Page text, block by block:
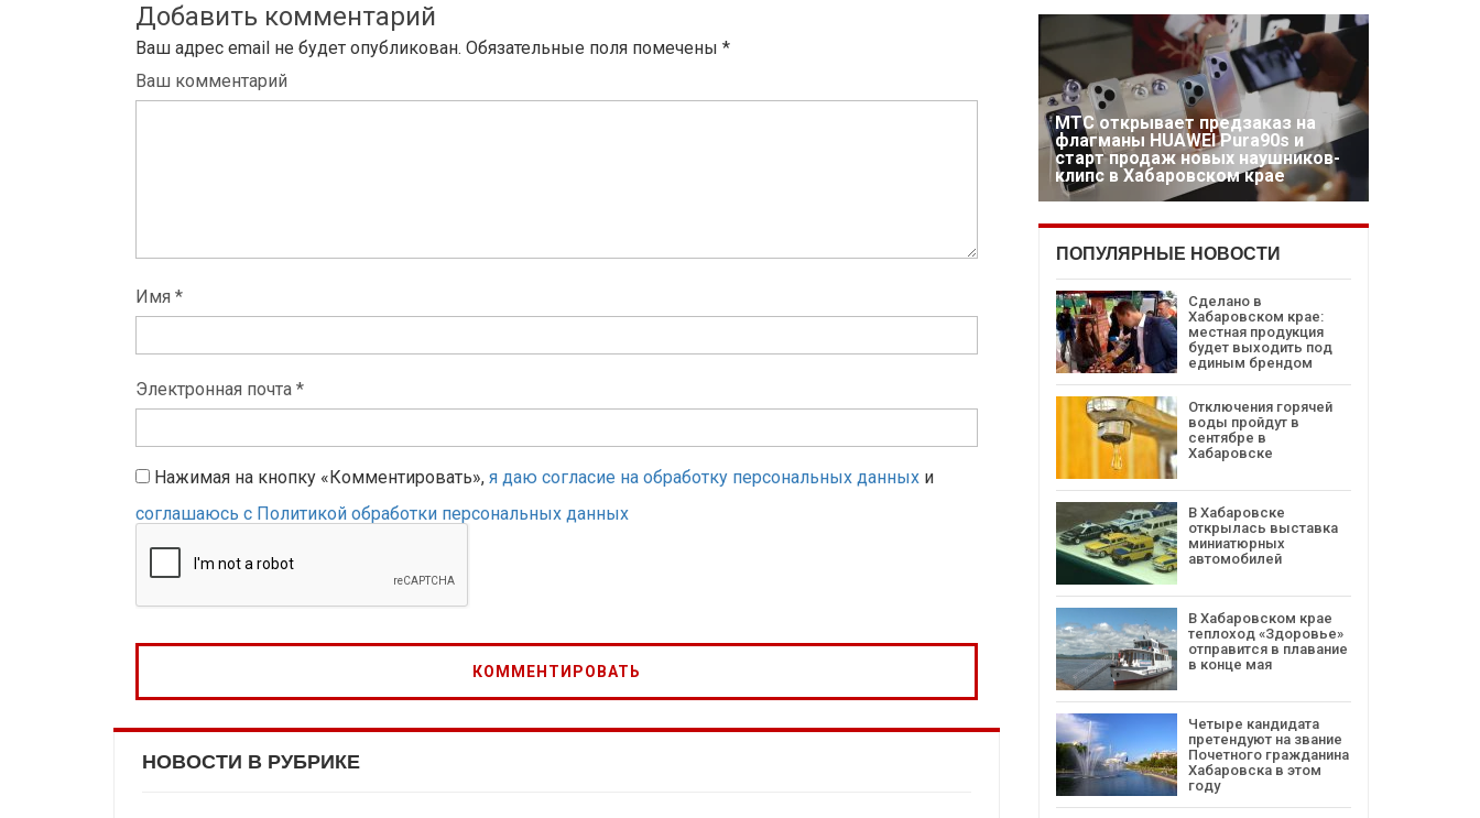
Добавить комментарий
Ваш адрес email не будет опубликован. Обязательные поля помечены *
Ваш комментарий
Имя *
Электронная почта *
Нажимая на кнопку «Комментировать», я даю согласие на обработку персональных данных и
соглашаюсь с Политикой обработки персональных данных
НОВОСТИ В РУБРИКЕ
МТС открывает предзаказ на
флагманы HUAWEI Pura90s и
старт продаж новых наушников-
клипс в Хабаровском крае
ПОПУЛЯРНЫЕ НОВОСТИ
Сделано в
Хабаровском крае:
местная продукция
будет выходить под
единым брендом
Отключения горячей
воды пройдут в
сентябре в
Хабаровске
В Хабаровске
открылась выставка
миниатюрных
автомобилей
В Хабаровском крае
теплоход «Здоровье»
отправится в плавание
в конце мая
Четыре кандидата
претендуют на звание
Почетного гражданина
Хабаровска в этом
году